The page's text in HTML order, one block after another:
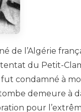
de l’Algérie
du Petit-
fut condamné à
demeure à
pour